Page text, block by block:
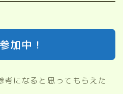
加中！
考になると思ってもらえた